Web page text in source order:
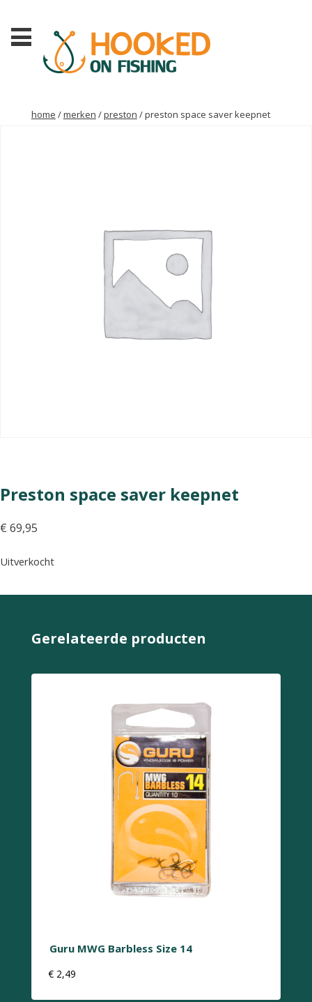
home /merken /preston / preston space saver keepnet
Preston space saver keepnet
€ 69,95
Uitverkocht
Gerelateerde producten
Guru MWG Barbless Size 14
€ 2,49